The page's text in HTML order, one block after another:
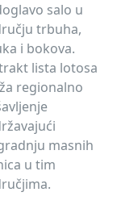
salo u
trbuha,
i bokova.
lista lotosa
regionalno
masnih
u tim